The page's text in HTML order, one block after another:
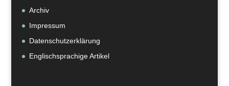
Archiv
Impressum
Datenschutzerklärung
Englischsprachige Artikel